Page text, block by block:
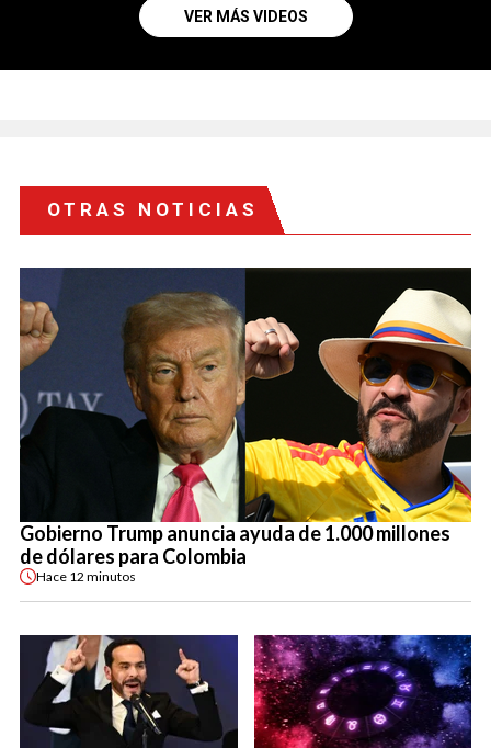
VER MÁS VIDEOS
OTRAS NOTICIAS
Gobierno Trump anuncia ayuda de 1.000 millones
de dólares para Colombia
Hace 12 minutos